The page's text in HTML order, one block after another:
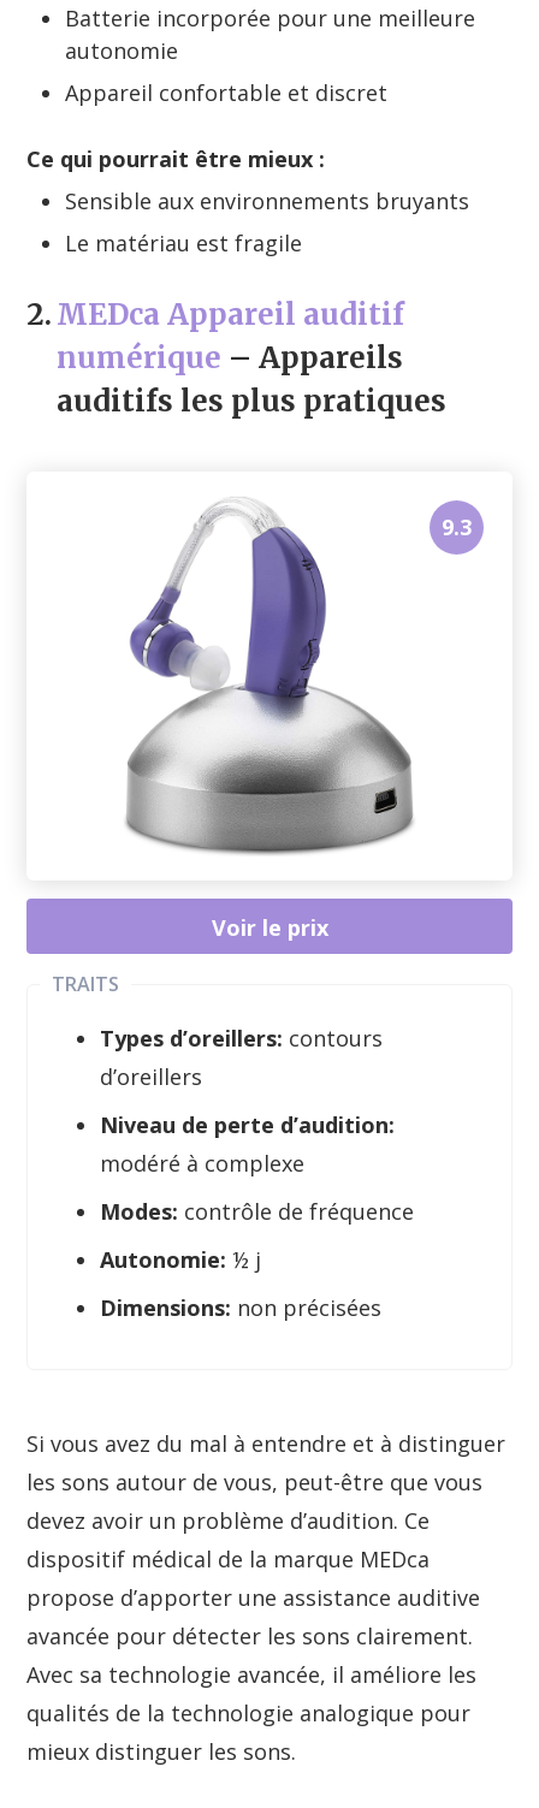
Batterie incorporée pour une meilleure
autonomie
Appareil confortable et discret
Ce qui pourrait être mieux :
Sensible aux environnements bruyants
Le matériau est fragile
2.MEDca Appareil auditif
numérique – Appareils
auditifs les plus pratiques
TRAITS
Types d’oreillers: contours
d’oreillers
Niveau de perte d’audition:
modéré à complexe
Modes: contrôle de fréquence
Autonomie: ½ j
Dimensions: non précisées
9.3
Voir le prix
Si vous avez du mal à entendre et à distinguer
les sons autour de vous, peut-être que vous
devez avoir un problème d’audition. Ce
dispositif médical de la marque MEDca
propose d’apporter une assistance auditive
avancée pour détecter les sons clairement.
Avec sa technologie avancée, il améliore les
qualités de la technologie analogique pour
mieux distinguer les sons.